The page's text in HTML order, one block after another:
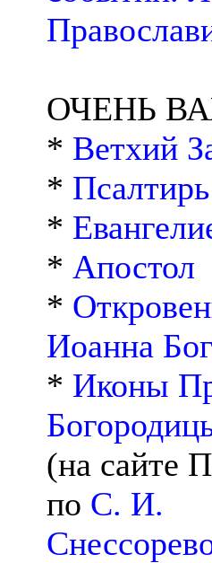
ОЧЕНЬ
* Ветхий
* Псалтирь
*
* Апостол
*
Иоанна
* Иконы
(на сайте
по С. И.